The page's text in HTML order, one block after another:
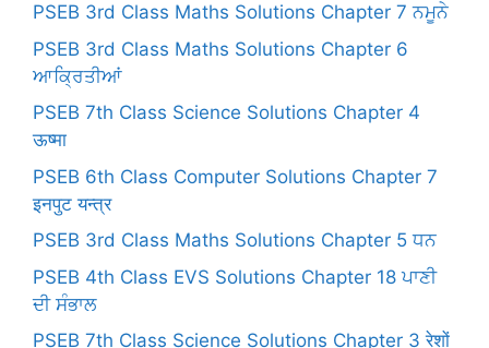
PSEB 3rd Class Maths Solutions Chapter 7 ਨਮੂਨੇ
PSEB 3rd Class Maths Solutions Chapter 6
ਆਕ੍ਰਿਤੀਆਂ
PSEB 7th Class Science Solutions Chapter 4
ऊष्मा
PSEB 6th Class Computer Solutions Chapter 7
इनपुट यन्त्र
PSEB 3rd Class Maths Solutions Chapter 5 ਧਨ
PSEB 4th Class EVS Solutions Chapter 18 ਪਾਣੀ
ਦੀ ਸੰਭਾਲ
PSEB 7th Class Science Solutions Chapter 3 रेशों